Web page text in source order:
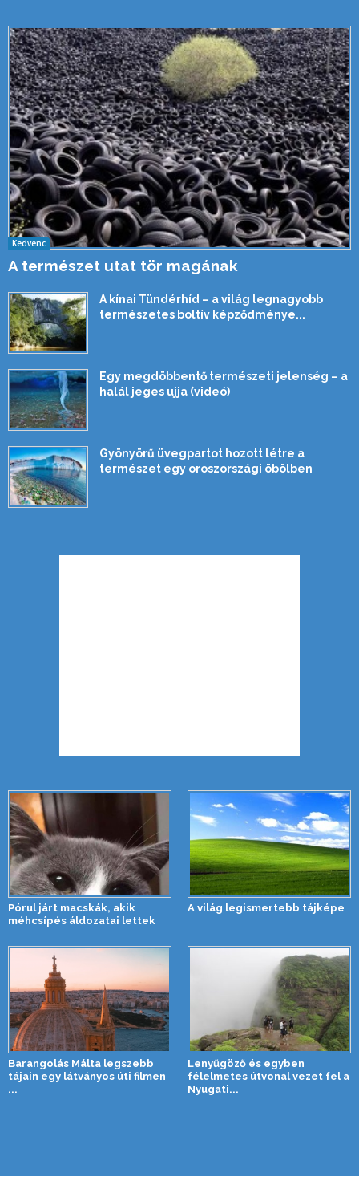
Kedvenc
A természet utat tör magának
A kínai Tündérhíd – a világ legnagyobb
természetes boltív képződménye...
Egy megdöbbentő természeti jelenség – a
halál jeges ujja (videó)
Gyönyörű üvegpartot hozott létre a
természet egy oroszországi öbölben
Pórul járt macskák, akik
méhcsípés áldozatai lettek
A világ legismertebb tájképe
Barangolás Málta legszebb
tájain egy látványos úti filmen
...
Lenyűgöző és egyben
félelmetes útvonal vezet fel a
Nyugati...